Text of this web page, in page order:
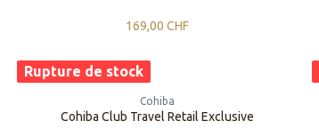
169,00 CHF
Rupture de stock
Cohiba
Cohiba Club Travel Retail Exclusive